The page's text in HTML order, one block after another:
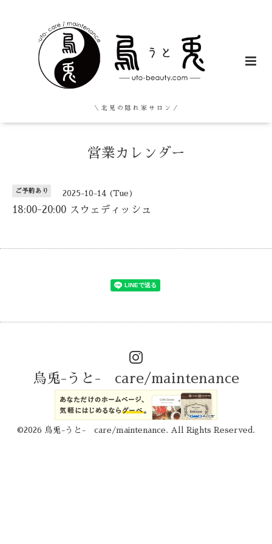
＼ 北 見 の 隠 れ 家 サ ロ ン ／
営業カレンダー
ご予約あり 2025-10-14 (Tue)
18:00-20:00 スウェディッシュ
烏兎-うと- care/maintenance
©2026 烏兎-うと- care/maintenance . All Rights Reserved.